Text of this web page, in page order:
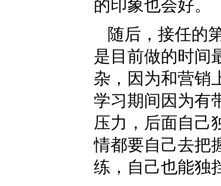
的印象也会好。
随后，接任的
是目前做的时间
杂，因为和营销
学习期间因为有
压力，后面自己
情都要自己去把
练，自己也能独